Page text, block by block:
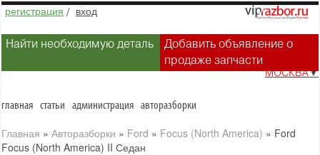
регистрация / вход
Найти необходимую деталь
Добавить объявление о
продаже запчасти
МОСКВА▼
главная статьи администрация авторазборки
Главная » Авторазборки » Ford » Focus (North America) » Ford
Focus (North America) II Седан